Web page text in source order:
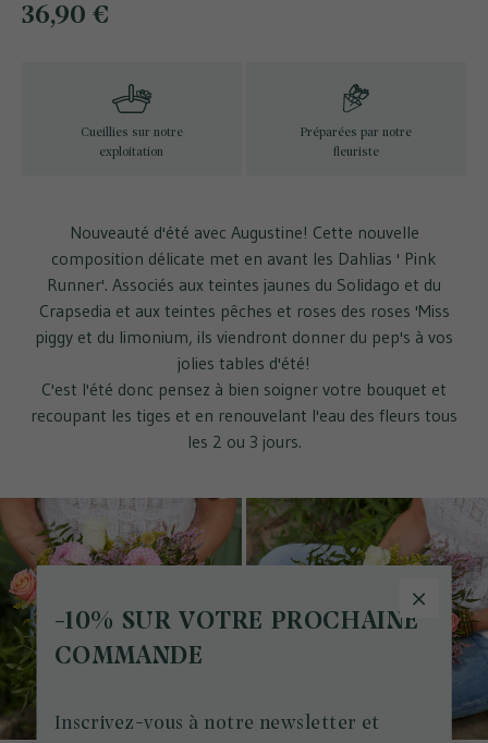
Nouveauté d'été avec Augustine! Cette nouvelle
composition délicate met en avant les Dahlias ' Pink
Runner'. Associés aux teintes jaunes du Solidago et du
Crapsedia et aux teintes pêches et roses des roses 'Miss
piggy et du limonium, ils viendront donner du pep's à vos
jolies tables d'été!
C'est l'été donc pensez à bien soigner votre bouquet et
recoupant les tiges et en renouvelant l'eau des fleurs tous
les 2 ou 3 jours.
36,90 €
Cueillies sur notre
exploitation
Préparées par notre
fleuriste
-10% SUR VOTRE PROCHAINE
COMMANDE
Inscrivez-vous à notre newsletter et